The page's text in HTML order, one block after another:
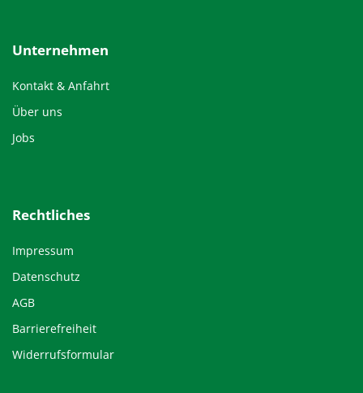
Unternehmen
Kontakt & Anfahrt
Über uns
Jobs
Rechtliches
Impressum
Datenschutz
AGB
Barrierefreiheit
Widerrufsformular